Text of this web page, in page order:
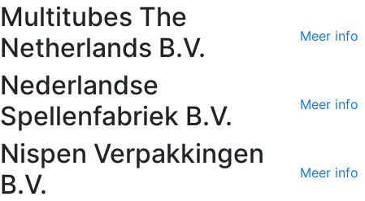
Multitubes The
Netherlands B.V.
Meer info
Nederlandse
Spellenfabriek B.V.
Meer info
Nispen Verpakkingen
B.V.
Meer info